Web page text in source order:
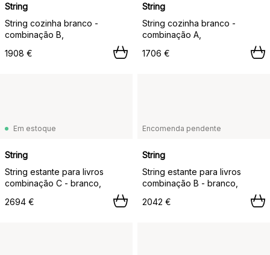
String
String cozinha branco -
combinação B,
1908 €
String
String cozinha branco -
combinação A,
1706 €
Em estoque
String
String estante para livros
combinação C - branco,
2694 €
Encomenda pendente
String
String estante para livros
combinação B - branco,
2042 €